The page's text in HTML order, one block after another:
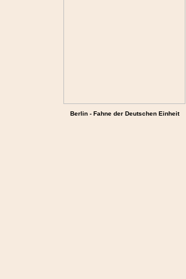
Berlin - Fahne der Deutschen Einheit